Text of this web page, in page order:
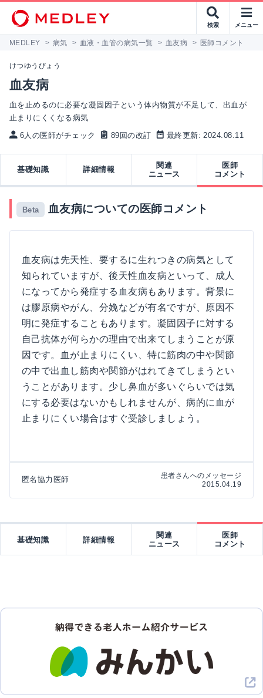
検索 メニュー
MEDLEY > 病気 > 血液・血管の病気一覧 > 血友病 > 医師コメント
けつゆうびょう
血友病
血を止めるのに必要な凝固因子という体内物質が不足して、出血が
止まりにくくなる病気
6人の医師がチェック
89回の改訂 最終更新: 2024.08.11
基礎知識 詳細情報
関連
ニュース
医師
コメント
Beta 血友病についての医師コメント
血友病は先天性、要するに生れつきの病気として
知られていますが、後天性血友病といって、成人
になってから発症する血友病もあります。背景に
は膠原病やがん、分娩などが有名ですが、原因不
明に発症することもあります。凝固因子に対する
自己抗体が何らかの理由で出来てしまうことが原
因です。血が止まりにくい、特に筋肉の中や関節
の中で出血し筋肉や関節がはれてきてしまうとい
うことがあります。少し鼻血が多いぐらいでは気
にする必要はないかもしれませんが、病的に血が
止まりにくい場合はすぐ受診しましょう。
匿名協力医師
患者さんへのメッセージ
2015.04.19
基礎知識 詳細情報
関連
ニュース
医師
コメント